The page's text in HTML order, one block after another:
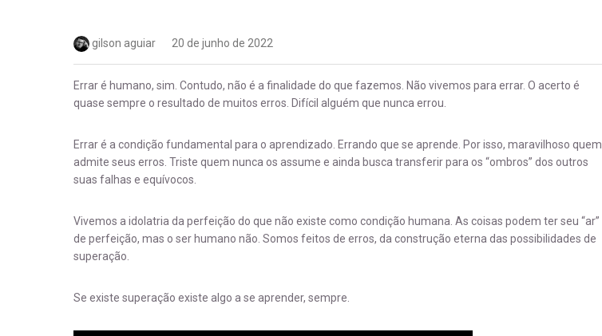
gilson aguiar 20 de junho de 2022
Errar é humano, sim. Contudo, não é a finalidade do que fazemos. Não vivemos para errar. O acerto é
quase sempre o resultado de muitos erros. Difícil alguém que nunca errou.
Errar é a condição fundamental para o aprendizado. Errando que se aprende. Por isso, maravilhoso quem
admite seus erros. Triste quem nunca os assume e ainda busca transferir para os “ombros” dos outros
suas falhas e equívocos.
Vivemos a idolatria da perfeição do que não existe como condição humana. As coisas podem ter seu “ar”
de perfeição, mas o ser humano não. Somos feitos de erros, da construção eterna das possibilidades de
superação.
Se existe superação existe algo a se aprender, sempre.